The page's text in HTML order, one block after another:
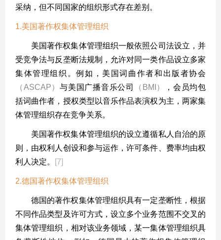
采纳，但不同国家的组织形式存在差别。
1.美国著作权集体管理组织
美国著作权集体管理组织一般依照公司法设立，并
受竞争法与反垄断法规制，允许对同一类作品设立多家
集体管理组织。例如，美国词曲作者和出版者协会
（ASCAP）与美国广播音乐公司 （ BMI ）
，会员均包
括词曲作者，授权类型以音乐作品表演权为主，两家集
体管理组织存在竞争关系。
美国著作权集体管理组织的设立遵循私人自治的原
则，由权利人创设和参与运作，许可条件、费率均由权
利人决定。
[7]
2.德国著作权集体管理组织
德国的著作权集体管理组织具有一定垄断性，根据
不同作品类型及许可方式，设立多个业务范围不交叉的
集体管理组织，相对该业务领域，某一集体管理组织具